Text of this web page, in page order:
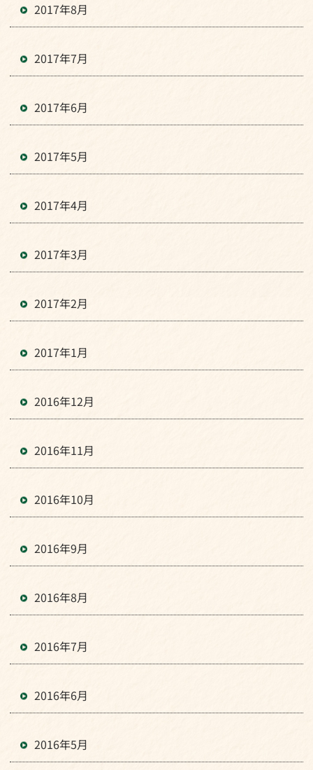
2017年8月
2017年7月
2017年6月
2017年5月
2017年4月
2017年3月
2017年2月
2017年1月
2016年12月
2016年11月
2016年10月
2016年9月
2016年8月
2016年7月
2016年6月
2016年5月